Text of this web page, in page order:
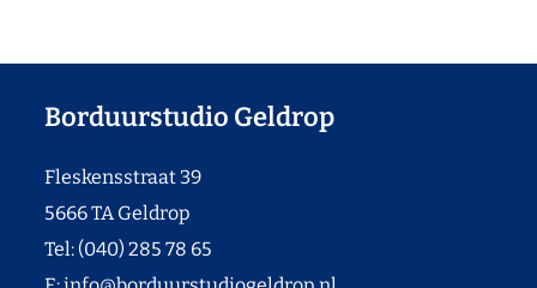
Borduurstudio Geldrop
Fleskensstraat 39
5666 TA Geldrop
Tel: (040) 285 78 65